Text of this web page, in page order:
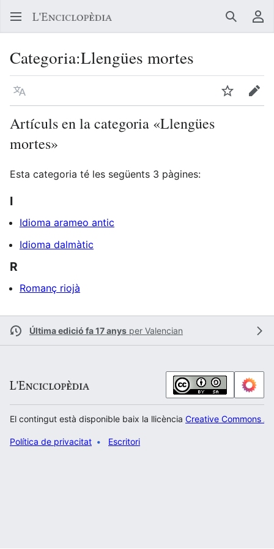
Buscar
Categoria:Llengües mortes
Llegir en un atre idioma Vigilar
Artículs en la categoria «Llengües
mortes»
Esta categoria té les següents 3 pàgines:
I
Idioma arameo antic
Idioma dalmàtic
R
Romanç riojà
Última edició fa 17 anys per Valencian
El contingut està disponible baix la llicència Creative Commons
Política de privacitat Escritori